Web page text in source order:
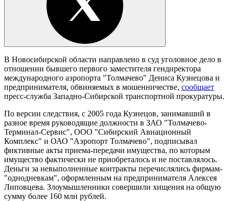
В Новосибирской области направлено в суд уголовное дело в
отношении бывшего первого заместителя гендиректора
международного аэропорта "Толмачево" Дениса Кузнецова и
предпринимателя, обвиняемых в мошенничестве, сообщает
пресс-служба Западно-Сибирской транспортной прокуратуры.
По версии следствия, с 2005 года Кузнецов, занимавший в
разное время руководящие должности в ЗАО "Толмачево-
Терминал-Сервис", ООО "Сибирский Авиационный
Комплекс" и ОАО "Аэропорт Толмачево", подписывал
фиктивные акты приема-передачи имущества, по которым
имущество фактически не приобреталось и не поставлялось.
Деньги за невыполненные контракты перечислялись фирмам-
"однодневкам", оформленным на предпринимателя Алексея
Липовцева. Злоумышленники совершили хищения на общую
сумму более 160 млн рублей.